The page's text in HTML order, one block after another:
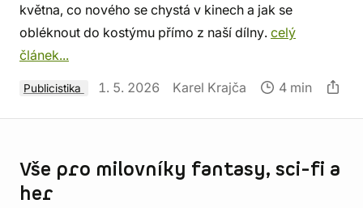
května, co nového se chystá v kinech a jak se
obléknout do kostýmu přímo z naší dílny. celý
článek...
Publicistika 1. 5. 2026 Karel Krajča 4 min
Vše pro milovníky fantasy, sci-fi a
her